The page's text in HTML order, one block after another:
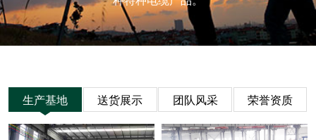
生产基地 送货展示 团队风采 荣誉资质